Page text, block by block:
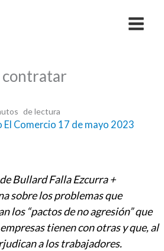
contratar
El Comercio 17 de mayo 2023
Bullard Falla Ezcurra +
sobre los problemas que
los “pactos de no agresión” que
tienen con otras y que, al
a los trabajadores.